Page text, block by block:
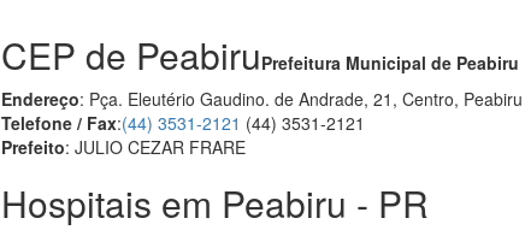
CEP de PeabiruPrefeitura Municipal de Peabiru
Endereço: Pça. Eleutério Gaudino. de Andrade, 21, Centro,
Telefone / Fax:(44) 3531-2121 (44) 3531-2121
Prefeito: JULIO CEZAR FRARE
Hospitais em Peabiru - PR